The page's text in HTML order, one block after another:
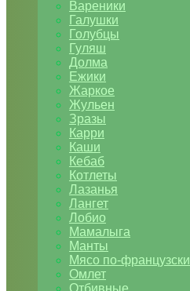
Вареники
Галушки
Голубцы
Гуляш
Долма
Ежики
Жаркое
Жульен
Зразы
Карри
Каши
Кебаб
Котлеты
Лазанья
Лангет
Лобио
Мамалыга
Манты
Мясо по-французски
Омлет
Отбивные